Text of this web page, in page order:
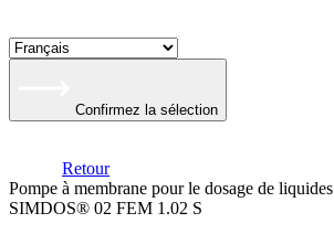
Confirmez la sélection
Retour
Pompe à membrane pour le dosage de liquides
SIMDOS® 02 FEM 1.02 S